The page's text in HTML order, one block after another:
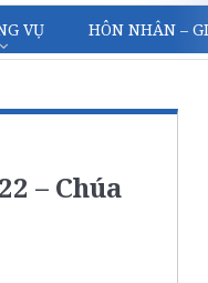
VỤ HÔN NHÂN –
– Chúa